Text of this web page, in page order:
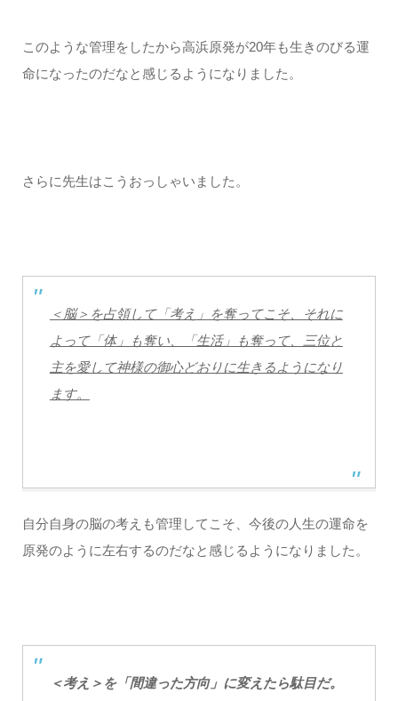
このような管理をしたから高浜原発が20年も生きのびる運
命になったのだなと感じるようになりました。
さらに先生はこうおっしゃいました。
＜脳＞を占領して「考え」を奪ってこそ、それに
よって「体」も奪い、「生活」も奪って、三位と
主を愛して神様の御心どおりに生きるようになり
ます。
自分自身の脳の考えも管理してこそ、今後の人生の運命を
原発のように左右するのだなと感じるようになりました。
＜考え＞を「間違った方向」に変えたら駄目だ。